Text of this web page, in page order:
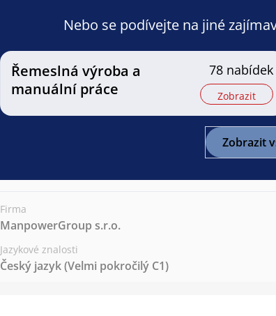
Nebo se podívejte na jiné
Řemeslná výroba a
manuální práce
78 nabídek
Zobrazit
Zobrazit
Firma
ManpowerGroup s.r.o.
Jazykové znalosti
Český jazyk(Velmi pokročilý C1)